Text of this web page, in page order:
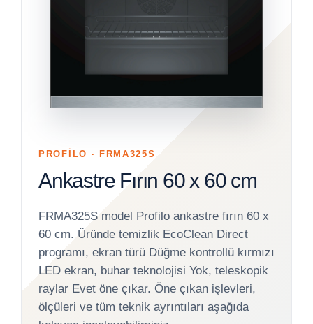
PROFİLO · FRMA325S
Ankastre Fırın 60 x 60 cm
FRMA325S model Profilo ankastre fırın 60 x
60 cm. Üründe temizlik EcoClean Direct
programı, ekran türü Düğme kontrollü kırmızı
LED ekran, buhar teknolojisi Yok, teleskopik
raylar Evet öne çıkar. Öne çıkan işlevleri,
ölçüleri ve tüm teknik ayrıntıları aşağıda